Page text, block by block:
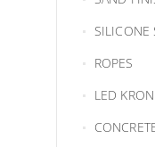
SILICONE
ROPES
LED